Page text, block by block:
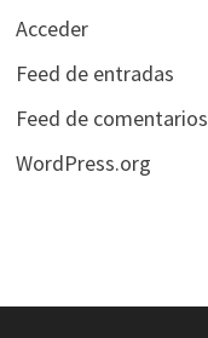
Acceder
Feed de entradas
Feed de comentarios
WordPress.org